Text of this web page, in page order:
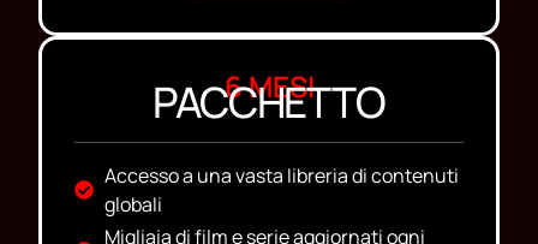
6 MESI
PACCHETTO
Accesso a una vasta libreria di contenuti
globali
Migliaia di film e serie aggiornati ogni